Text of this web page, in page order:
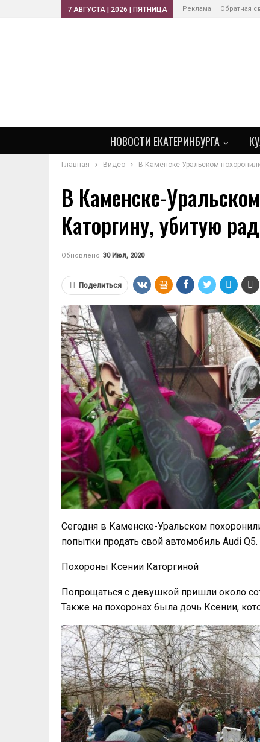
7 АВГУСТА | 2026 | ПЯТНИЦА Реклама Обратная
НОВОСТИ ЕКАТЕРИНБУРГА
Главная Видео В Каменске-Уральском
В Каменске-
Каторгину, убитую
Обновлено 30 Июл, 2020
Поделиться
Сегодня в Каменске-Уральском
попытки продать свой автомобиль Audi Q5.
Похороны Ксении Каторгиной
Попрощаться с девушкой пришли около
Также на похоронах была дочь Ксении,